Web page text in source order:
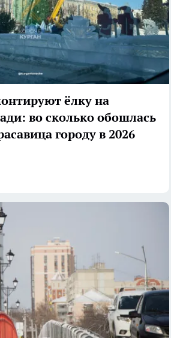
ёлку на
во сколько обошлась
городу в 2026